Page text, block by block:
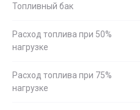
Топливный бак
Расход топлива при 50%
нагрузке
Расход топлива при 75%
нагрузке